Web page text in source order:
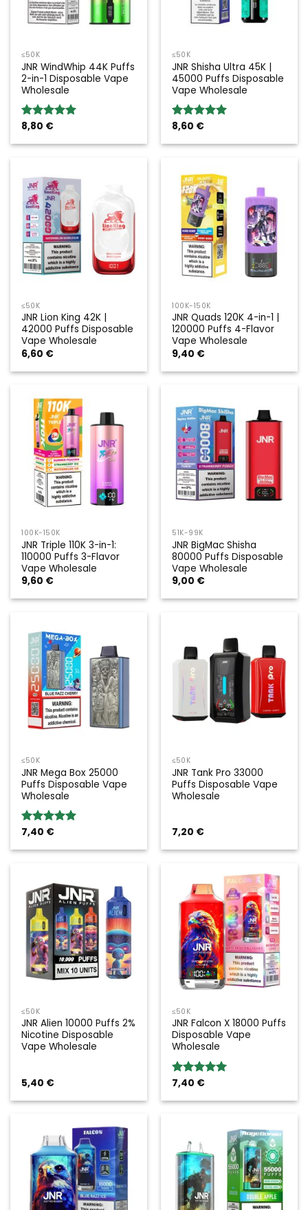
≤50K
JNR WindWhip 44K Puffs
2-in-1 Disposable Vape
Wholesale
Valoración:
5
8,80 €
≤50K
JNR Shisha Ultra 45K |
45000 Puffs Disposable
Vape Wholesale
Valoración:
5
8,60 €
≤50K
JNR Lion King 42K |
42000 Puffs Disposable
Vape Wholesale
6,60 €
100K-150K
JNR Quads 120K 4-in-1 |
120000 Puffs 4-Flavor
Vape Wholesale
9,40 €
100K-150K
JNR Triple 110K 3-in-1:
110000 Puffs 3-Flavor
Vape Wholesale
9,60 €
51K-99K
JNR BigMac Shisha
80000 Puffs Disposable
Vape Wholesale
9,00 €
≤50K
JNR Mega Box 25000
Puffs Disposable Vape
Wholesale
Valoración:
5
7,40 €
≤50K
JNR Tank Pro 33000
Puffs Disposable Vape
Wholesale
7,20 €
≤50K
JNR Alien 10000 Puffs 2%
Nicotine Disposable
Vape Wholesale
5,40 €
≤50K
JNR Falcon X 18000 Puffs
Disposable Vape
Wholesale
Valoración:
5
7,40 €